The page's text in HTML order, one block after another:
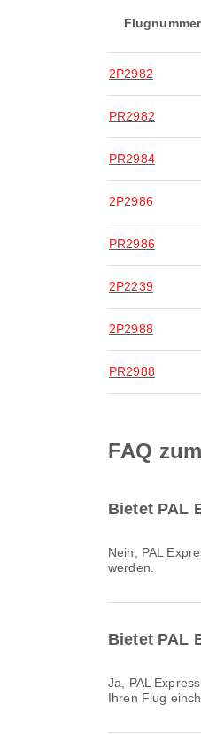
Flugnummer
2P2982
PR2982
PR2984
2P2986
PR2986
2P2239
2P2988
PR2988
FAQ
Bietet PAL
Nein, PAL Express beinhaltet kein kostenloses Gepäck für Inland & International Flüge ab Flughafen Daniel Z. Romualdez. Das Gepäck muss separat hinzugekauft
werden.
Bietet PAL
Ja, PAL Express bietet einen Online-Check-in für Flüge ab Flughafen Daniel Z. Romualdez an, sodass Sie bequem über die Website oder App der Fluggesellschaft für
Ihren Flug